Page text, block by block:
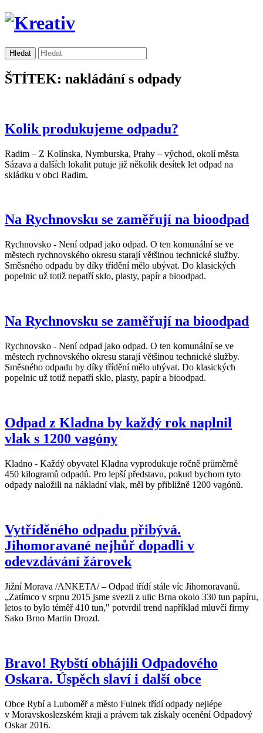
ŠTÍTEK: nakládání s odpady
Kolik produkujeme odpadu?
Radim – Z Kolínska, Nymburska, Prahy – východ, okolí města
Sázava a dalších lokalit putuje již několik desítek let odpad na
skládku v obci Radim.
Na Rychnovsku se zaměřují na bioodpad
Rychnovsko - Není odpad jako odpad. O ten komunální se ve
městech rychnovského okresu starají většinou technické služby.
Směsného odpadu by díky třídění mělo ubývat. Do klasických
popelnic už totiž nepatří sklo, plasty, papír a bioodpad.
Na Rychnovsku se zaměřují na bioodpad
Rychnovsko - Není odpad jako odpad. O ten komunální se ve
městech rychnovského okresu starají většinou technické služby.
Směsného odpadu by díky třídění mělo ubývat. Do klasických
popelnic už totiž nepatří sklo, plasty, papír a bioodpad.
Odpad z Kladna by každý rok naplnil
vlak s 1200 vagóny
Kladno - Každý obyvatel Kladna vyprodukuje ročně průměrně
450 kilogramů odpadů. Pro lepší představu, pokud bychom tyto
odpady naložili na nákladní vlak, měl by přibližně 1200 vagónů.
Vytříděného odpadu přibývá.
Jihomoravané nejhůř dopadli v
odevzdávání žárovek
Jižní Morava /ANKETA/ – Odpad třídí stále víc Jihomoravanů.
„Zatímco v srpnu 2015 jsme svezli z ulic Brna okolo 330 tun papíru,
letos to bylo téměř 410 tun," potvrdil trend například mluvčí firmy
Sako Brno Martin Drozd.
Bravo! Rybští obhájili Odpadového
Oskara. Úspěch slaví i další obce
Obce Rybí a Luboměř a město Fulnek třídí odpady nejlépe
v Moravskoslezském kraji a právem tak získaly ocenění Odpadový
Oskar 2016.